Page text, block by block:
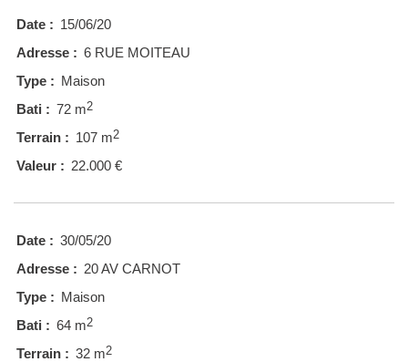
Date : 15/06/20
Adresse : 6 RUE MOITEAU
Type : Maison
Bati : 72 m2
Terrain : 107 m2
Valeur : 22.000 €
Date : 30/05/20
Adresse : 20 AV CARNOT
Type : Maison
Bati : 64 m2
Terrain : 32 m2